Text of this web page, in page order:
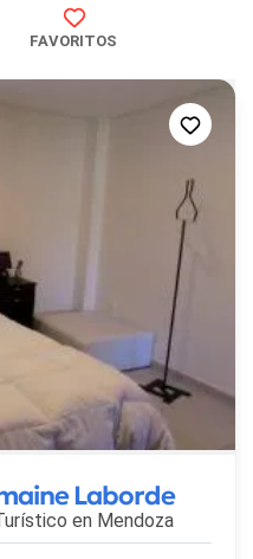
que es beneficioso para
a las principales
más económicos en
una excelente relación
FAVORITOS
Laborde
en Mendoza